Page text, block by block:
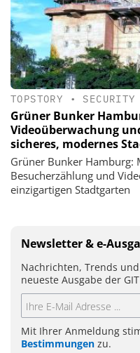
TOPSTORY • SECURITY
Grüner Bunker
Videoüberwachung
sicheres, modernes
Grüner Bunker Hamburg:
Besucherzählung und
einzigartigen Stadtgarten
Newsletter & e-
Nachrichten, Trends
neueste Ausgabe der GIT
Mit Ihrer Anmeldung
Bestimmungen zu.